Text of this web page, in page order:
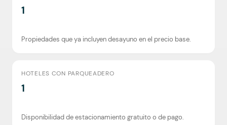
1
Propiedades que ya incluyen desayuno en el precio base.
HOTELES CON PARQUEADERO
1
Disponibilidad de estacionamiento gratuito o de pago.